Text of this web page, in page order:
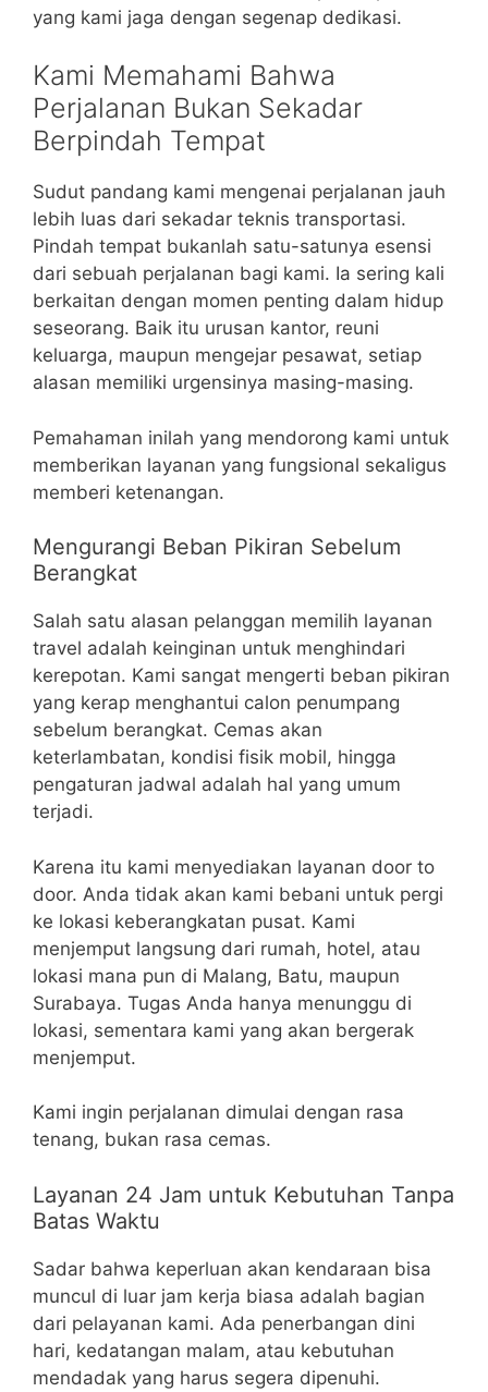
yang kami jaga dengan segenap dedikasi.
Kami Memahami Bahwa
Perjalanan Bukan Sekadar
Berpindah Tempat
Sudut pandang kami mengenai perjalanan jauh
lebih luas dari sekadar teknis transportasi.
Pindah tempat bukanlah satu-satunya esensi
dari sebuah perjalanan bagi kami. Ia sering kali
berkaitan dengan momen penting dalam hidup
seseorang. Baik itu urusan kantor, reuni
keluarga, maupun mengejar pesawat, setiap
alasan memiliki urgensinya masing-masing.
Pemahaman inilah yang mendorong kami untuk
memberikan layanan yang fungsional sekaligus
memberi ketenangan.
Mengurangi Beban Pikiran Sebelum
Berangkat
Salah satu alasan pelanggan memilih layanan
travel adalah keinginan untuk menghindari
kerepotan. Kami sangat mengerti beban pikiran
yang kerap menghantui calon penumpang
sebelum berangkat. Cemas akan
keterlambatan, kondisi fisik mobil, hingga
pengaturan jadwal adalah hal yang umum
terjadi.
Karena itu kami menyediakan layanan door to
door. Anda tidak akan kami bebani untuk pergi
ke lokasi keberangkatan pusat. Kami
menjemput langsung dari rumah, hotel, atau
lokasi mana pun di Malang, Batu, maupun
Surabaya. Tugas Anda hanya menunggu di
lokasi, sementara kami yang akan bergerak
menjemput.
Kami ingin perjalanan dimulai dengan rasa
tenang, bukan rasa cemas.
Layanan 24 Jam untuk Kebutuhan Tanpa
Batas Waktu
Sadar bahwa keperluan akan kendaraan bisa
muncul di luar jam kerja biasa adalah bagian
dari pelayanan kami. Ada penerbangan dini
hari, kedatangan malam, atau kebutuhan
mendadak yang harus segera dipenuhi.